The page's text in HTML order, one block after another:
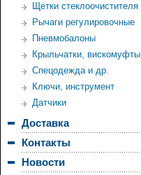
Щетки стеклоочистителя
Рычаги регулировочные
Пневмобалоны
Крыльчатки, вискомуфты
Спецодежда и др.
Ключи, инструмент
Датчики
Доставка
Контакты
Новости